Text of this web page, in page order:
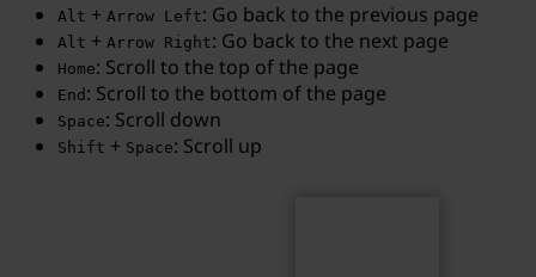
Alt + Arrow Left: Go back to the previous page
Alt + Arrow Right: Go back to the next page
Home: Scroll to the top of the page
End : Scroll to the bottom of the page
Space: Scroll down
Shift + Space: Scroll up